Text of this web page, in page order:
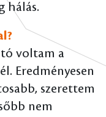
hálás.
voltam a
Eredményesen
szerettem
nem